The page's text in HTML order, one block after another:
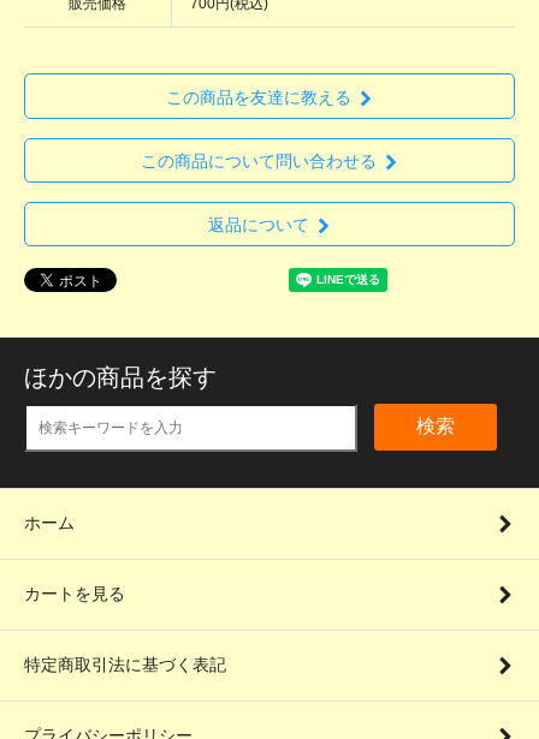
販売価格 700円(税込)
この商品を友達に教える
この商品について問い合わせる
返品について
ほかの商品を探す
検索
ホーム
カートを見る
特定商取引法に基づく表記